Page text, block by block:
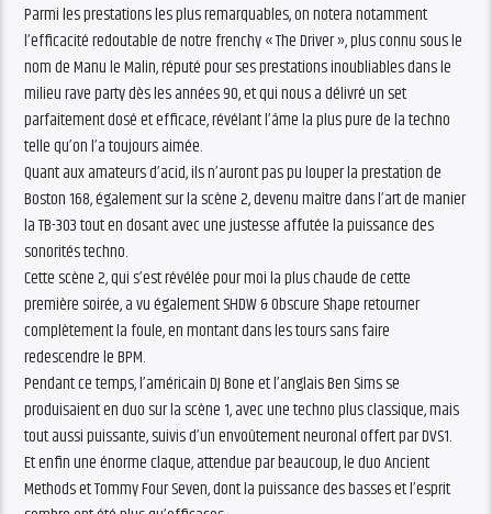
Parmi les prestations les plus remarquables, on notera notamment
l’efficacité redoutable de notre frenchy « The Driver », plus connu sous le
nom de Manu le Malin, réputé pour ses prestations inoubliables dans le
milieu rave party dès les années 90, et qui nous a délivré un set
parfaitement dosé et efficace, révélant l’âme la plus pure de la techno
telle qu’on l’a toujours aimée.
Quant aux amateurs d’acid, ils n’auront pas pu louper la prestation de
Boston 168, également sur la scène 2, devenu maître dans l’art de manier
la TB-303 tout en dosant avec une justesse affutée la puissance des
sonorités techno.
Cette scène 2, qui s’est révélée pour moi la plus chaude de cette
première soirée, a vu également SHDW & Obscure Shape retourner
complètement la foule, en montant dans les tours sans faire
redescendre le BPM.
Pendant ce temps, l’américain DJ Bone et l’anglais Ben Sims se
produisaient en duo sur la scène 1, avec une techno plus classique, mais
tout aussi puissante, suivis d’un envoûtement neuronal offert par DVS1.
Et enfin une énorme claque, attendue par beaucoup, le duo Ancient
Methods et Tommy Four Seven, dont la puissance des basses et l’esprit